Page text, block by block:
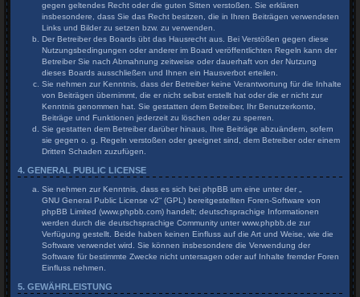
gegen geltendes Recht oder die guten Sitten verstoßen. Sie erklären
insbesondere, dass Sie das Recht besitzen, die in Ihren Beiträgen verwendeten
Links und Bilder zu setzen bzw. zu verwenden.
Der Betreiber des Boards übt das Hausrecht aus. Bei Verstößen gegen diese
Nutzungsbedingungen oder anderer im Board veröffentlichten Regeln kann der
Betreiber Sie nach Abmahnung zeitweise oder dauerhaft von der Nutzung
dieses Boards ausschließen und Ihnen ein Hausverbot erteilen.
Sie nehmen zur Kenntnis, dass der Betreiber keine Verantwortung für die Inhalte
von Beiträgen übernimmt, die er nicht selbst erstellt hat oder die er nicht zur
Kenntnis genommen hat. Sie gestatten dem Betreiber, Ihr Benutzerkonto,
Beiträge und Funktionen jederzeit zu löschen oder zu sperren.
Sie gestatten dem Betreiber darüber hinaus, Ihre Beiträge abzuändern, sofern
sie gegen o. g. Regeln verstoßen oder geeignet sind, dem Betreiber oder einem
Dritten Schaden zuzufügen.
4. GENERAL PUBLIC LICENSE
Sie nehmen zur Kenntnis, dass es sich bei phpBB um eine unter der „
GNU General Public License v2“ (GPL) bereitgestellten Foren-Software von
phpBB Limited (www.phpbb.com) handelt; deutschsprachige Informationen
werden durch die deutschsprachige Community unter www.phpbb.de zur
Verfügung gestellt. Beide haben keinen Einfluss auf die Art und Weise, wie die
Software verwendet wird. Sie können insbesondere die Verwendung der
Software für bestimmte Zwecke nicht untersagen oder auf Inhalte fremder Foren
Einfluss nehmen.
5. GEWÄHRLEISTUNG